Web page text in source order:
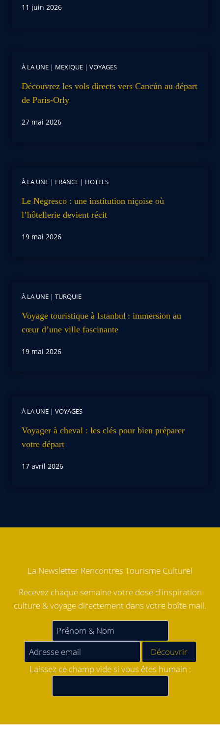
11 juin 2026
À LA UNE | MEXIQUE | VOYAGES
Découvrez les vols directs vers Cancún au départ
de Paris-Orly
27 mai 2026
À LA UNE | FRANCE | HOTELS
Le Negresco : une institution niçoise où
l’hôtellerie devient récit
19 mai 2026
À LA UNE | TURQUIE
Voyage touristique à Istanbul : immersion au
cœur d’une ville fascinante
19 mai 2026
À LA UNE | VOYAGES
Voyager à cheval : les clés pour bien préparer
votre départ
17 avril 2026
La Newsletter Rencontres Tourisme Culturel
Recevez chaque semaine votre dose d'inspiration
culture & voyage directement dans votre boîte mail.
Laissez ce champ vide si vous êtes humain :